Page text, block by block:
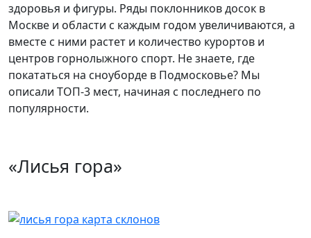
здоровья и фигуры. Ряды поклонников досок в
Москве и области с каждым годом увеличиваются, а
вместе с ними растет и количество курортов и
центров горнолыжного спорт. Не знаете, где
покататься на сноуборде в Подмосковье? Мы
описали ТОП-3 мест, начиная с последнего по
популярности.
«Лисья гора»